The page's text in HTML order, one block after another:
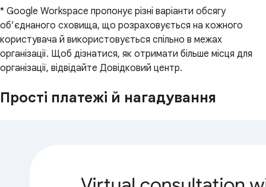
* Google Workspace пропонує різні варіанти обсягу
об’єднаного сховища, що розраховується на кожного
користувача й використовується спільно в межах
організації. Щоб дізнатися, як отримати більше місця для
організації, відвідайте Довідковий центр.
Прості платежі й нагадування